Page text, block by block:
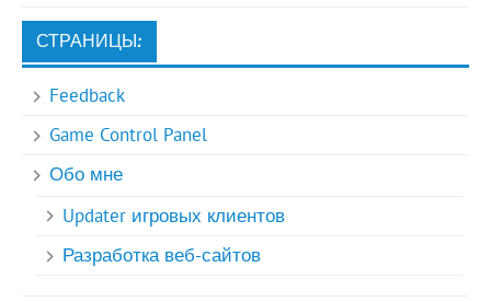
СТРАНИЦЫ:
Feedback
Game Control Panel
Обо мне
Updater игровых клиентов
Разработка веб-сайтов